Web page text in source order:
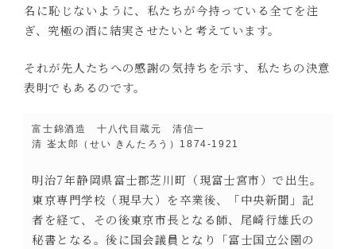
名に恥じないように、私たちが今持っている全てを注
ぎ、究極の酒に結実させたいと考えています。
それが先人たちへの感謝の気持ちを示す、私たちの決意
表明でもあるのです。
富士錦酒造 十八代目蔵元 清信一
清 崟太郎（せい きんたろう）1874-1921
明治7年静岡県富士郡芝川町（現富士宮市）で出生。
東京専門学校（現早大）を卒業後、「中央新聞」記
者を経て、その後東京市長となる師、尾崎行雄氏の
秘書となる。後に国会議員となり「富士国立公園の